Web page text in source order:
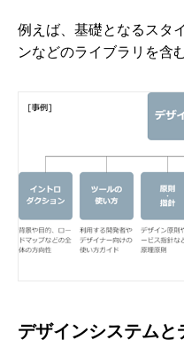
例えば、基礎となるスタ
ンなどのライブラリを含
デザインシステム